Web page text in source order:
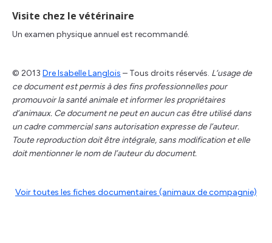
Visite chez le vétérinaire
Un examen physique annuel est recommandé.
© 2013 Dre Isabelle Langlois – Tous droits réservés. L’usage de
ce document est permis à des fins professionnelles pour
promouvoir la santé animale et informer les propriétaires
d’animaux. Ce document ne peut en aucun cas être utilisé dans
un cadre commercial sans autorisation expresse de l’auteur.
Toute reproduction doit être intégrale, sans modification et elle
doit mentionner le nom de l’auteur du document.
Voir toutes les fiches documentaires (animaux de compagnie)